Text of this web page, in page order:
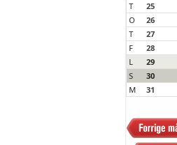
T
25
O
26
T
27
F
28
L
29
S
30
M
31